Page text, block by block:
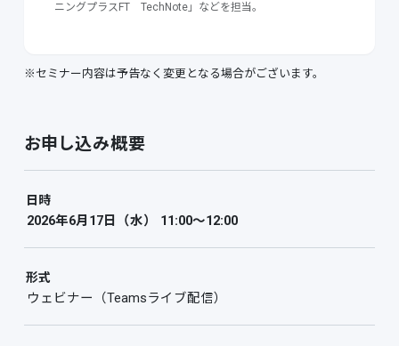
ニングプラスFT TechNote」などを担当。
※セミナー内容は予告なく変更となる場合がございます。
お申し込み概要
日時
2026年6月17日（水） 11:00～12:00
形式
ウェビナー（Teamsライブ配信）